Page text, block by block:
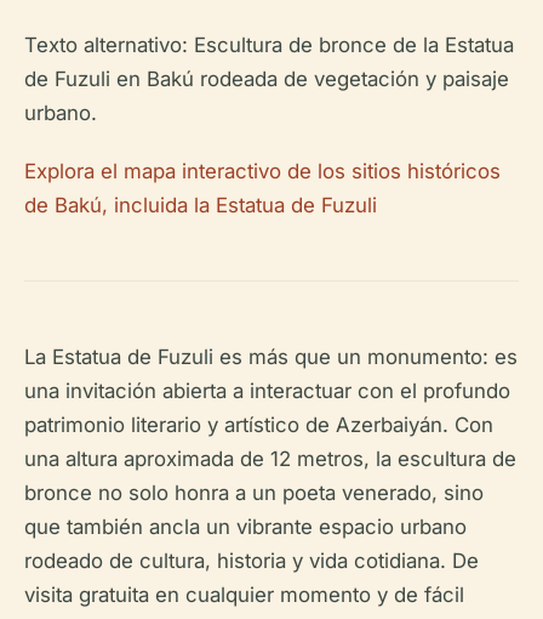
Texto alternativo: Escultura de bronce de la Estatua
de Fuzuli en Bakú rodeada de vegetación y paisaje
urbano.
Explora el mapa interactivo de los sitios históricos
de Bakú, incluida la Estatua de Fuzuli
La Estatua de Fuzuli es más que un monumento: es
una invitación abierta a interactuar con el profundo
patrimonio literario y artístico de Azerbaiyán. Con
una altura aproximada de 12 metros, la escultura de
bronce no solo honra a un poeta venerado, sino
que también ancla un vibrante espacio urbano
rodeado de cultura, historia y vida cotidiana. De
visita gratuita en cualquier momento y de fácil